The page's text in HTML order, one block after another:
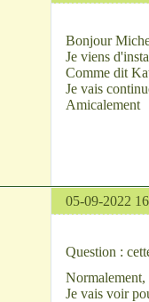
Bonjour
Je viens
Comme dit
Je vais
Amicalement
05-09-2022
Question :
Normalement,
Je vais voir